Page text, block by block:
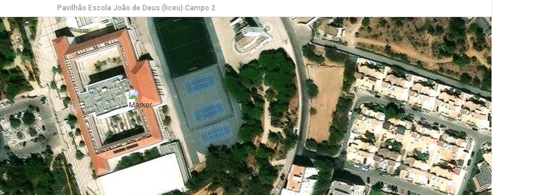
Pavilhão Escola João de Deus (liceu) Campo 2